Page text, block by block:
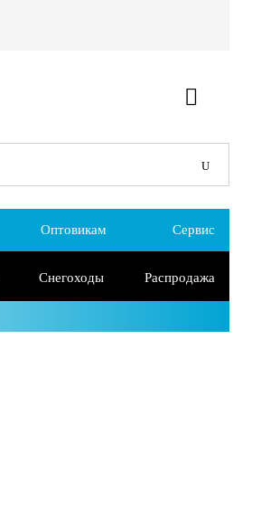
Оптовикам Сервис
Снегоходы Распродажа